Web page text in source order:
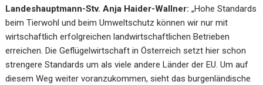
Landeshauptmann-Stv. Anja Haider-Wallner:„Hohe Standards
beim Tierwohl und beim Umweltschutz können wir nur mit
wirtschaftlich erfolgreichen landwirtschaftlichen Betrieben
erreichen. Die Geflügelwirtschaft in Österreich setzt hier schon
strengere Standards um als viele andere Länder der EU. Um auf
diesem Weg weiter voranzukommen, sieht das burgenländische